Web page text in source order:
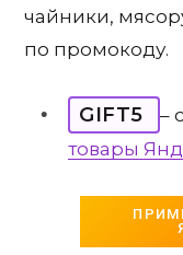
чайники,
по промокоду.
GIFT5 –
товары